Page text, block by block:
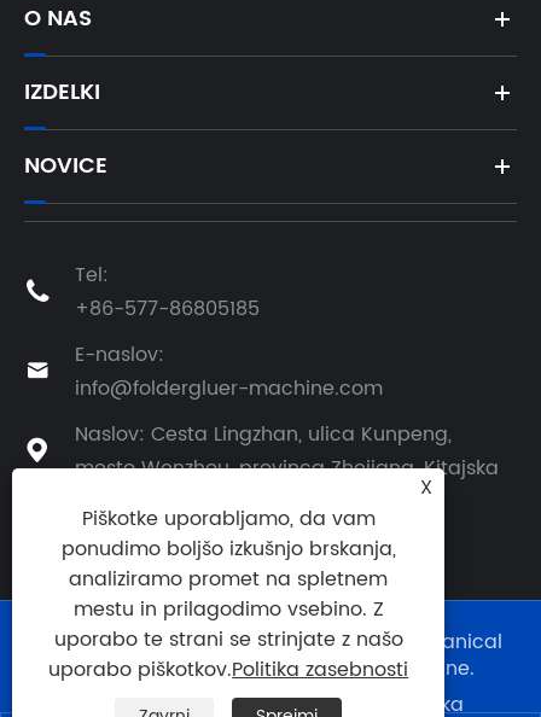
O NAS
IZDELKI
NOVICE

Tel:
+86-577-86805185

E-naslov:
info@foldergluer-machine.com

Naslov: Cesta Lingzhan, ulica Kunpeng,
mesto Wenzhou, provinca Zhejiang, Kitajska
Copyright © 2024 Wenzhou Xieshun Mechanical
Equipment Co., Ltd. Vse pravice pridržane.
| Sitemap | RSS | XML
Politika
X
Piškotke uporabljamo, da vam
ponudimo boljšo izkušnjo brskanja,
analiziramo promet na spletnem
mestu in prilagodimo vsebino. Z
uporabo te strani se strinjate z našo
uporabo piškotkov.Politika zasebnosti